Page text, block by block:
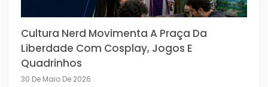
Cultura Nerd Movimenta A Praça Da
Liberdade Com Cosplay, Jogos E
Quadrinhos
30 De Maio De 2026